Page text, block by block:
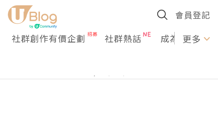
會員登記
社群創作有價企劃 社群熱話 成為U更多